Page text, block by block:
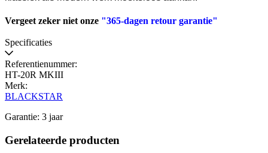
Vergeet zeker niet onze "365-dagen retour garantie"
Specificaties
Referentienummer:
HT-20R MKIII
Merk:
BLACKSTAR
Garantie: 3 jaar
Gerelateerde producten